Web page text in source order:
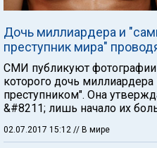
Дочь миллиардера и
преступник мира"
СМИ публикуют
которого дочь
преступником". Она
&#8211; лишь начало их
02.07.2017 15:12 // В мире